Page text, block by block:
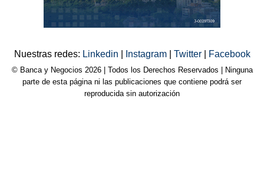
Nuestras redes: Linkedin Instagram Twitter Facebook
© Banca y Negocios 2026 | Todos los Derechos Reservados | Ninguna
parte de esta página ni las publicaciones que contiene podrá ser
reproducida sin autorización